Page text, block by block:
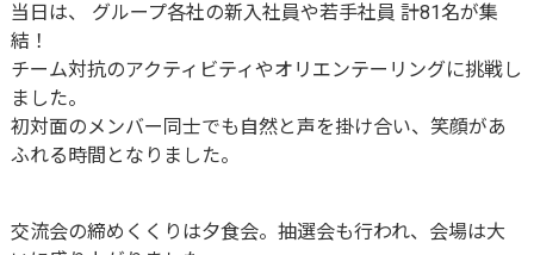
当日は、 グループ各社の新入社員や若手社員 計81名が集
結！
チーム対抗のアクティビティやオリエンテーリングに挑戦し
ました。
初対面のメンバー同士でも自然と声を掛け合い、笑顔があ
ふれる時間となりました。
交流会の締めくくりは夕食会。抽選会も行われ、会場は大